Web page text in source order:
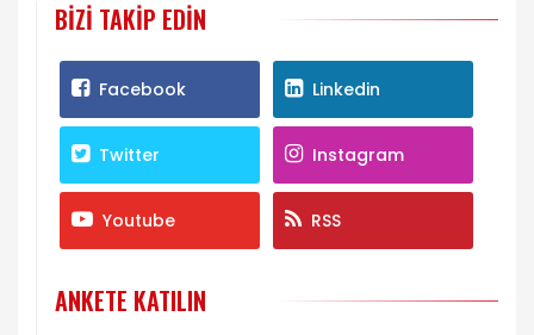
BIZI TAKIP EDIN
Facebook Linkedin
Twitter Instagram
Youtube RSS
ANKETE KATILIN